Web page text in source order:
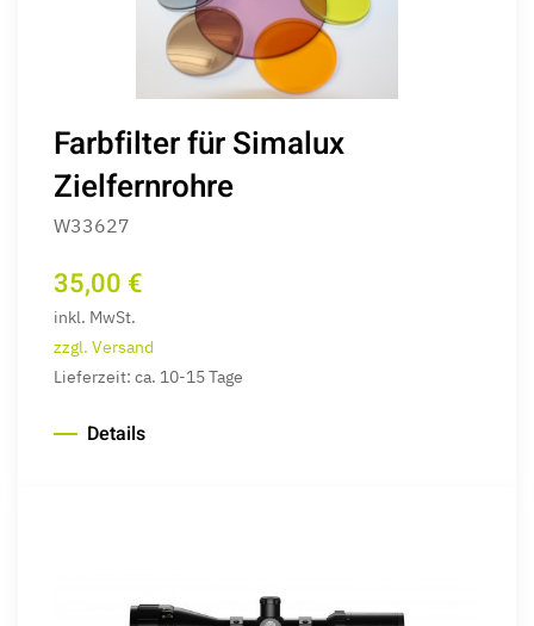
Farbfilter für Simalux
Zielfernrohre
W33627
35,00 €
inkl. MwSt.
zzgl. Versand
Lieferzeit: ca. 10-15 Tage
Details